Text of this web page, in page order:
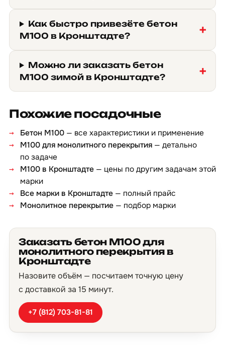
Как быстро привезёте бетон
М100 в Кронштадте?
Можно ли заказать бетон
М100 зимой в Кронштадте?
Похожие посадочные
Бетон М100 — все характеристики и применение
М100 для монолитного перекрытия — детально
по задаче
М100 в Кронштадте — цены по другим задачам этой
марки
Все марки в Кронштадте — полный прайс
Монолитное перекрытие — подбор марки
Заказать бетон М100 для
монолитного перекрытия в
Кронштадте
Назовите объём — посчитаем точную цену
с доставкой за 15 минут.
+7 (812) 703-81-81